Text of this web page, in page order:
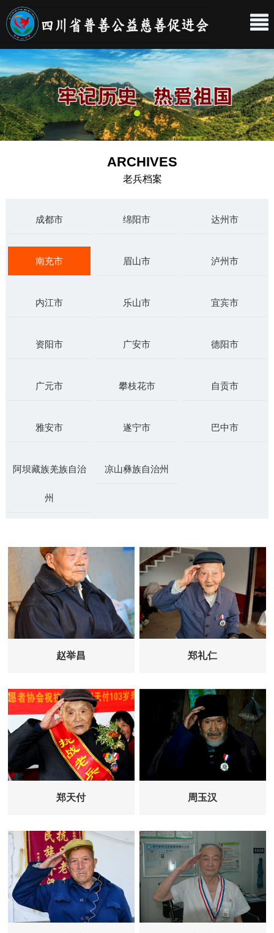
ARCHIVES
老兵档案
成都市 绵阳市 达州市
南充市 眉山市 泸州市
内江市 乐山市 宜宾市
资阳市 广安市 德阳市
广元市 攀枝花市 自贡市
雅安市 遂宁市 巴中市
阿坝藏族羌族自治
州
凉山彝族自治州
赵举昌 郑礼仁
郑天付 周玉汉